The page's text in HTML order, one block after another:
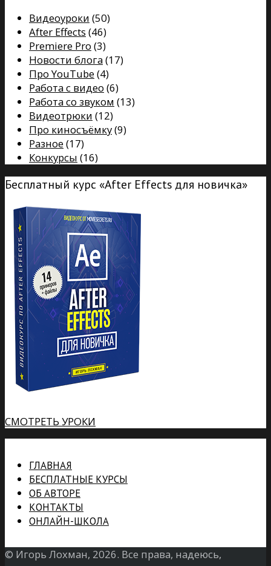
Видеоуроки (50)
After Effects (46)
Premiere Pro (3)
Новости блога(17)
Про YouTube(4)
Работа с видео (6)
Работа со звуком (13)
Видеотрюки (12)
Про киносъёмку(9)
Разное(17)
Конкурсы (16)
Бесплатный курс «After Effects для новичка»
СМОТРЕТЬ УРОКИ
ГЛАВНАЯ
БЕСПЛАТНЫЕ КУРСЫ
ОБ АВТОРЕ
КОНТАКТЫ
ОНЛАЙН-ШКОЛА
© Игорь Лохман, 2026. Все права, надеюсь,